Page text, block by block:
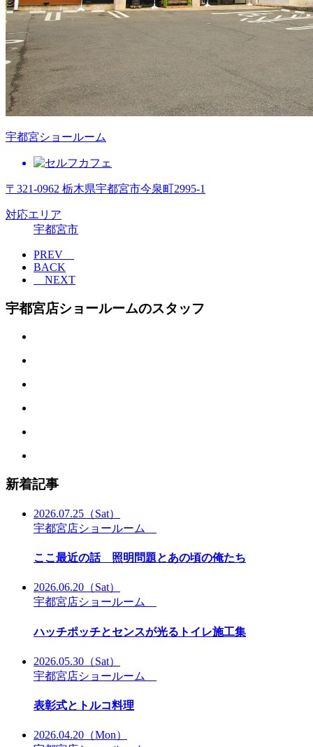
宇都宮ショールーム
〒321-0962 栃木県宇都宮市今泉町2995-1
対応エリア
宇都宮市
PREV
BACK
NEXT
宇都宮店ショールームのスタッフ
新着記事
2026.07.25 （Sat）
宇都宮店ショールーム
ここ最近の話 照明問題とあの頃の俺たち
2026.06.20 （Sat）
宇都宮店ショールーム
ハッチポッチとセンスが光るトイレ施工集
2026.05.30 （Sat）
宇都宮店ショールーム
表彰式とトルコ料理
2026.04.20 （Mon）